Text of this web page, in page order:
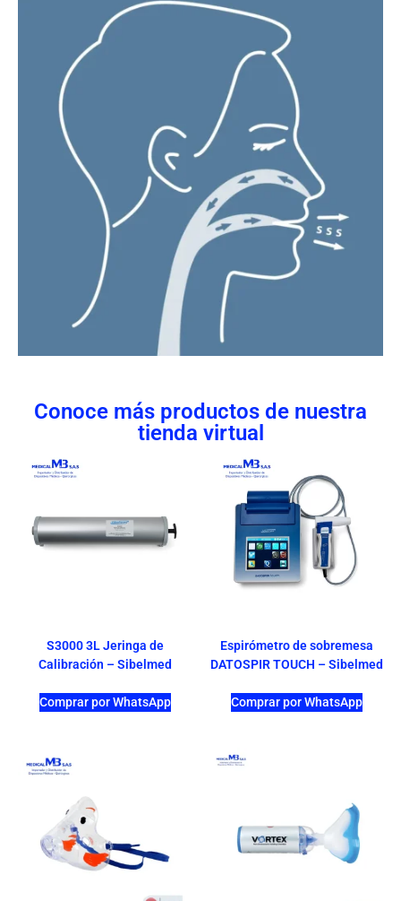
Conoce más productos de nuestra
tienda virtual
S3000 3L Jeringa de
Calibración – Sibelmed
Comprar por WhatsApp
Espirómetro de sobremesa
DATOSPIR TOUCH – Sibelmed
Comprar por WhatsApp